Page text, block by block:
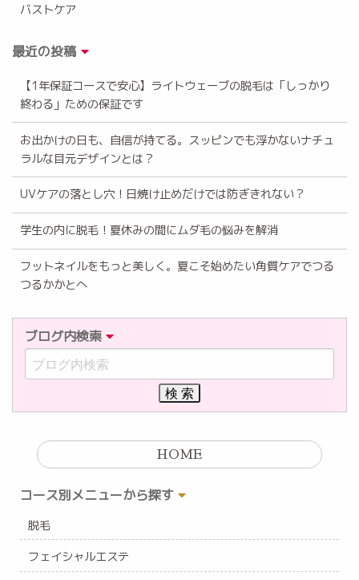
バストケア
最近の投稿
【1年保証コースで安心】ライトウェーブの脱毛は「しっかり
終わる」ための保証です
お出かけの日も、自信が持てる。スッピンでも浮かないナチュ
ラルな目元デザインとは？
UVケアの落とし穴！日焼け止めだけでは防ぎきれない？
学生の内に脱毛！夏休みの間にムダ毛の悩みを解消
フットネイルをもっと美しく。夏こそ始めたい角質ケアでつる
つるかかとへ
ブログ内検索
HOME
コース別メニューから探す
脱毛
フェイシャルエステ